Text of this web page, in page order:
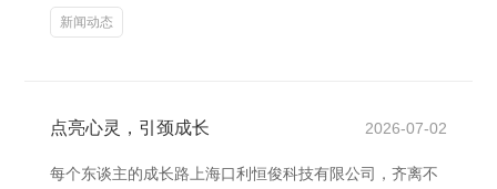
新闻动态
点亮心灵，引颈成长 2026-07-02
每个东谈主的成长路上海口利恒俊科技有限公司，齐离不